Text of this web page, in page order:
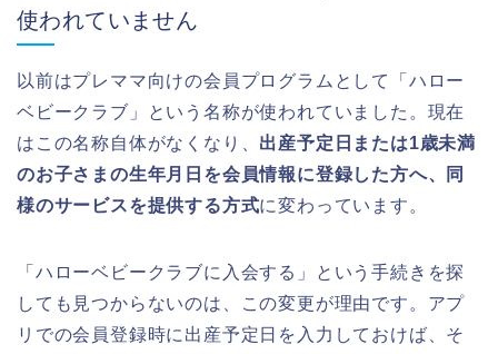
使われていません
以前はプレママ向けの会員プログラムとして「ハロー
ベビークラブ」という名称が使われていました。現在
はこの名称自体がなくなり、 出産予定日または1歳未満
のお子さまの生年月日を会員情報に登録した方へ、同
様のサービスを提供する方式に変わっています。
「ハローベビークラブに入会する」という手続きを探
しても見つからないのは、この変更が理由です。アプ
リでの会員登録時に出産予定日を入力しておけば、そ